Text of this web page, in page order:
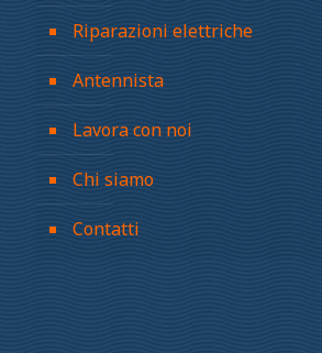
Riparazioni elettriche
Antennista
Lavora con noi
Chi siamo
Contatti